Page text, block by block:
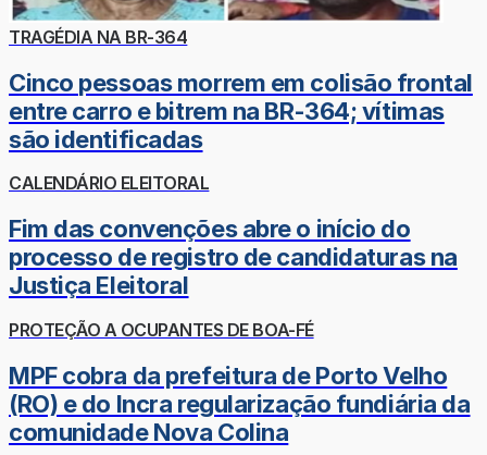
TRAGÉDIA NA BR-364
Cinco pessoas morrem em colisão frontal
entre carro e bitrem na BR-364; vítimas
são identificadas
CALENDÁRIO ELEITORAL
Fim das convenções abre o início do
processo de registro de candidaturas na
Justiça Eleitoral
PROTEÇÃO A OCUPANTES DE BOA-FÉ
MPF cobra da prefeitura de Porto Velho
(RO) e do Incra regularização fundiária da
comunidade Nova Colina